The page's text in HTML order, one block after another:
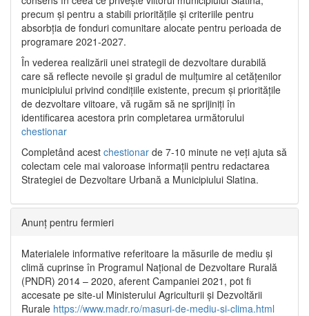
precum și pentru a stabili prioritățile și criteriile pentru
absorbția de fonduri comunitare alocate pentru perioada de
programare 2021-2027.
În vederea realizării unei strategii de dezvoltare durabilă
care să reflecte nevoile și gradul de mulțumire al cetățenilor
municipiului privind condițiile existente, precum și prioritățile
de dezvoltare viitoare, vă rugăm să ne sprijiniți în
identificarea acestora prin completarea următorului
chestionar
Completând acest chestionar de 7-10 minute ne veți ajuta să
colectam cele mai valoroase informații pentru redactarea
Strategiei de Dezvoltare Urbană a Municipiului Slatina.
Anunț pentru fermieri
Materialele informative referitoare la măsurile de mediu și
climă cuprinse în Programul Național de Dezvoltare Rurală
(PNDR) 2014 – 2020, aferent Campaniei 2021, pot fi
accesate pe site-ul Ministerului Agriculturii și Dezvoltării
Rurale https://www.madr.ro/masuri-de-mediu-si-clima.html